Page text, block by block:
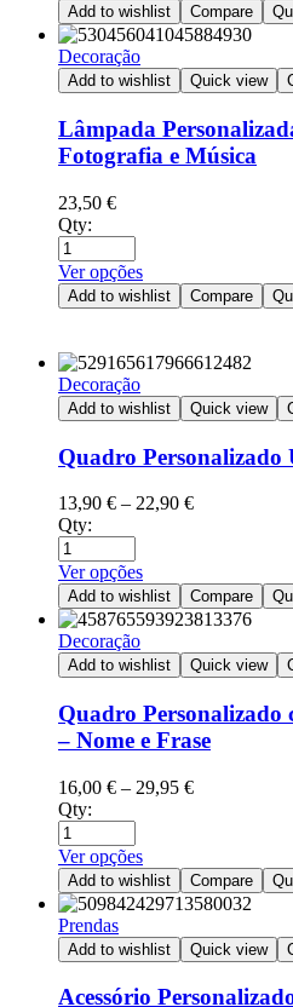
Add to wishlist Compare
Decoração
Add to wishlist Quick view
Lâmpada
Fotografia e Música
23,50 €
Qty:
Ver opções
Add to wishlist Compare
Decoração
Add to wishlist Quick view
Quadro Personalizado
13,90 € – 22,90 €
Qty:
Ver opções
Add to wishlist Compare
Decoração
Add to wishlist Quick view
Quadro Personalizado
– Nome e Frase
16,00 € – 29,95 €
Qty:
Ver opções
Add to wishlist Compare
Prendas
Add to wishlist Quick view
Acessório